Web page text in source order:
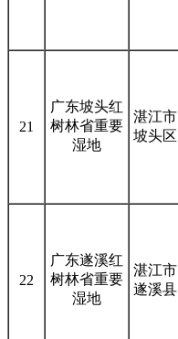
21
广东坡头红
树林省重要
湿地
湛江市
坡头区
22
广东遂溪红
树林省重要
湿地
湛江市
遂溪县